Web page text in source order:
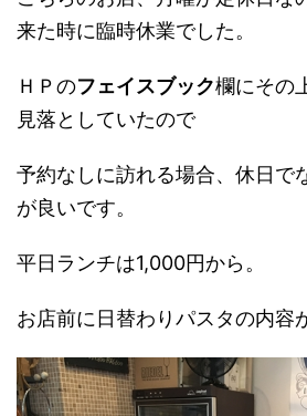
来た時に臨時休業でした。
ＨＰのフェイスブック欄にその
見落としていたので
予約なしに訪れる場合、休日で
が良いです。
平日ランチは1,000円から。
お店前に日替わりパスタの内容